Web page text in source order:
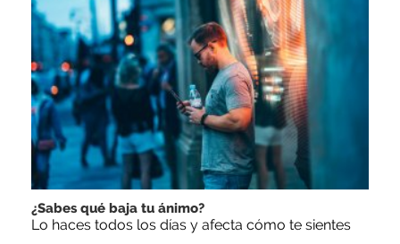
¿Sabes qué baja tu ánimo?
Lo haces todos los días y afecta cómo te sientes